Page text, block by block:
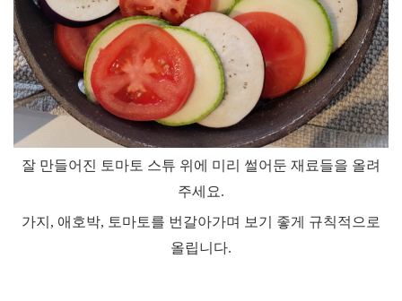
잘 만들어진 토마토 스튜 위에 미리 썰어둔 재료들을 올려
주세요.
가지 , 애호박, 토마토를 번갈아가며 보기 좋게 규칙적으로
올립니다.